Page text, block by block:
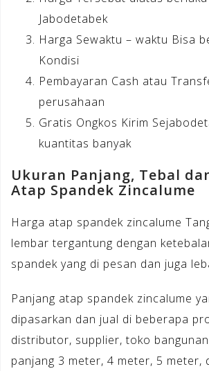
Jabodetabek
Harga Sewaktu – waktu Bisa
Kondisi
Pembayaran Cash atau
perusahaan
Gratis Ongkos Kirim
kuantitas banyak
Ukuran Panjang, Tebal
Atap Spandek Zincalume
Harga atap spandek zincalume
lembar tergantung dengan
spandek yang di pesan dan juga
Panjang atap spandek zincalume
dipasarkan dan jual di beberapa
distributor, supplier, toko
panjang 3 meter, 4 meter, 5 meter,